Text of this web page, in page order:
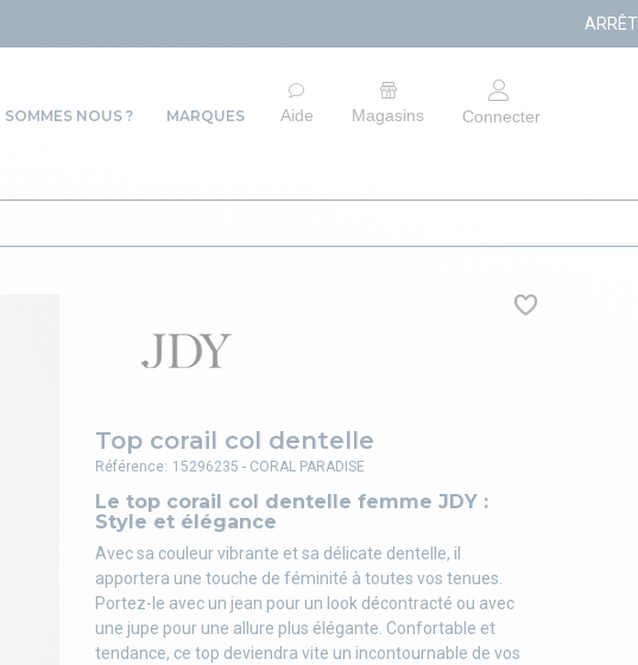
ARRÊT DU SITE E-
SOMMES NOUS ? MARQUES Aide Magasins Connecter
Top corail col dentelle
Le top corail col dentelle femme JDY :
Style et élégance
Avec sa couleur vibrante et sa délicate dentelle, il
apportera une touche de féminité à toutes vos tenues.
Portez-le avec un jean pour un look décontracté ou avec
une jupe pour une allure plus élégante. Confortable et
tendance, ce top deviendra vite un incontournable de vos
Référence: 15296235 - CORAL PARADISE